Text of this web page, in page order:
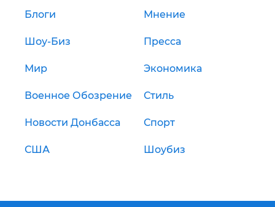
Блоги Мнение
Шоу-Биз Пресса
Мир Экономика
Военное Обозрение Стиль
Новости Донбасса Спорт
США Шоубиз